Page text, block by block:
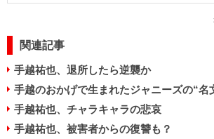
関連記事
手越祐也、退所したら逆襲か
手越のおかげで生まれたジャニーズの“名
手越祐也、チャラキャラの悲哀
手越祐也、被害者からの復讐も？